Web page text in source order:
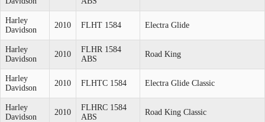
Harley
Davidson
2010 FLHT 1584 Electra Glide
Harley
Davidson
2010
FLHR 1584
ABS
Road King
Harley
Davidson
2010 FLHTC 1584 Electra Glide Classic
Harley
Davidson
2010
FLHRC 1584
ABS
Road King Classic